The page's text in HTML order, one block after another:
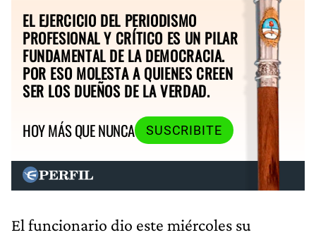
EL EJERCICIO DEL PERIODISMO
PROFESIONAL Y CRÍTICO ES UN PILAR
FUNDAMENTAL DE LA DEMOCRACIA.
POR ESO MOLESTA A QUIENES CREEN
SER LOS DUEÑOS DE LA VERDAD.
HOY MÁS QUE NUNCA
SUSCRIBITE
El funcionario dio este miércoles su